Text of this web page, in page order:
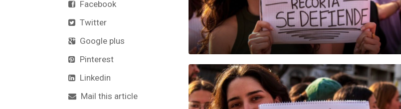
Facebook
Twitter
Google plus
Pinterest
Linkedin
Mail this article